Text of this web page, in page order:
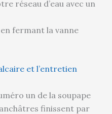
réseau d’eau avec un
fermant la vanne
et l’entretien
un de la soupape
finissent par